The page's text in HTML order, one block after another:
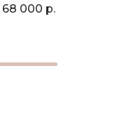
68 000 р.